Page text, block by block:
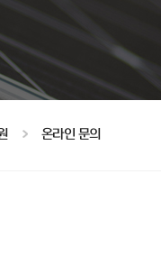
온라인 문의